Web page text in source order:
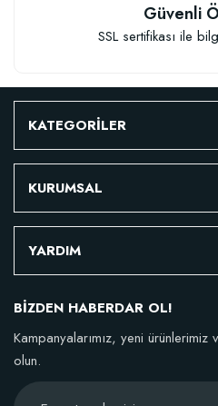
Özel Karışım Fidan Tutma
Güvenli
SSL sertifikası ile
KATEGORİLER
KURUMSAL
YARDIM
BİZDEN HABERDAR OL!
Kampanyalarımız, yeni
olun.